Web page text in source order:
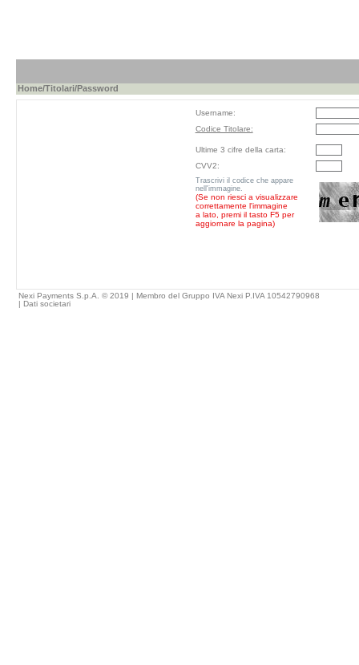
Home/Titolari/Password
Username:
Codice Titolare:
Ultime 3 cifre della carta:
CVV2:
Trascrivi il codice che appare
nell'immagine.
(Se non riesci a visualizzare
correttamente l'immagine
a lato, premi il tasto F5 per
aggiornare la pagina)
Nexi Payments S.p.A. © 2019 | Membro del Gruppo IVA Nexi P.IVA 10542790968
| Dati societari